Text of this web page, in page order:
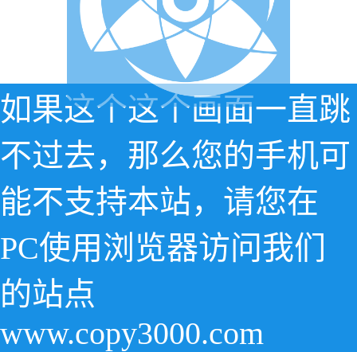
如果这个这个画面一直跳
不过去，那么您的手机可
能不支持本站，请您在
PC使用浏览器访问我们
的站点
www.copy3000.com